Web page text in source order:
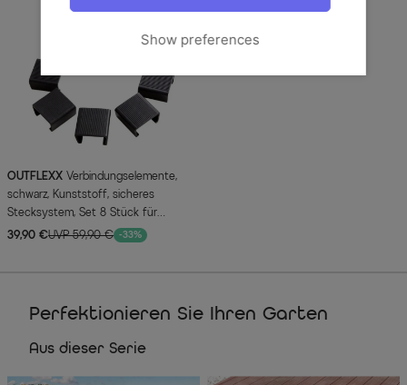
OUTFLEXX
schwarz, Kunststoff, sicheres
Stecksystem, Set 8 Stück für
Modulelemente, Premium und Basic
39,90 €UVP 59,90 € -33%
Perfektionieren Sie Ihren Garten
Aus dieser Serie
Show preferences